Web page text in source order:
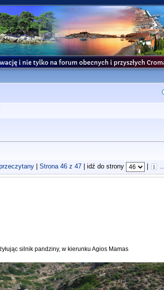
i nie tylko na forum obecnych i przyszłych
| Strona 46z 47| idź do strony 1
silnik pandziny, w kierunku Agios Mamas